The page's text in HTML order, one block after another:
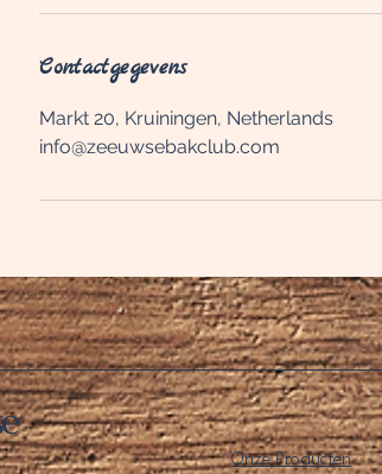
Contactgegevens
Markt 20, Kruiningen, Netherlands
info@zeeuwsebakclub.com
Onze Producten